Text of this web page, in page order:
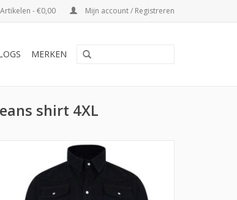
- €0,00 Mijn account / Registreren
MERKEN
shirt 4XL